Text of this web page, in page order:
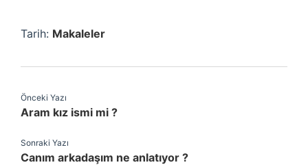
Tarih: Makaleler
Önceki Yazı
Aram kız ismi mi ?
Sonraki Yazı
Canım arkadaşım ne anlatıyor ?